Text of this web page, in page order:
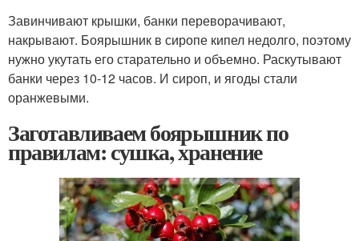
Завинчивают крышки, банки переворачивают,
накрывают. Боярышник в сиропе кипел недолго, поэтому
нужно укутать его старательно и объемно. Раскутывают
банки через 10-12 часов. И сироп, и ягоды стали
оранжевыми.
Заготавливаем боярышник по
правилам: сушка, хранение